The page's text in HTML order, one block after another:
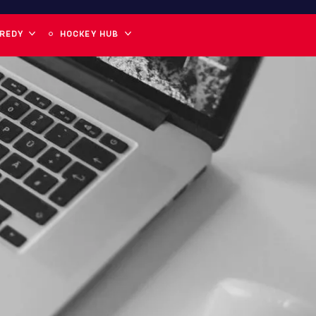
HOCKEY HUB